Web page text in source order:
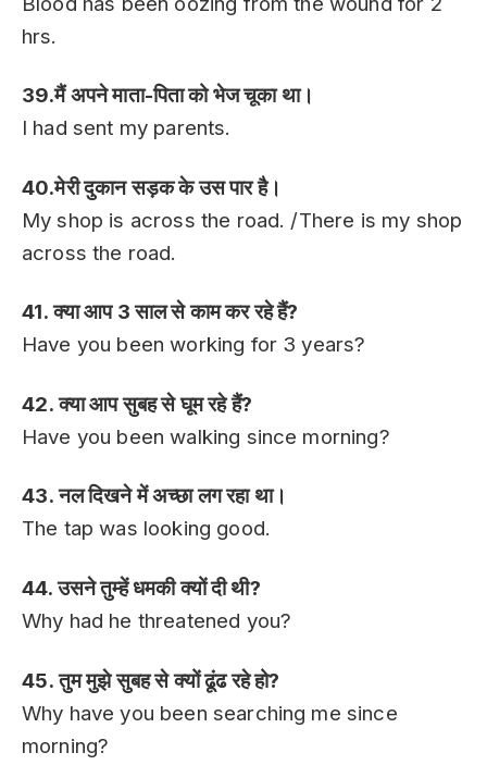
hrs.
39.मैं अपने माता-पिता को भेज चूका था।
I had sent my parents.
40.मेरी दुकान सड़क के उस पार है।
My shop is across the road. /There is my shop
across the road.
41. क्या आप 3 साल से काम कर रहे हैं?
Have you been working for 3 years?
42. क्या आप सुबह से घूम रहे हैं?
Have you been walking since morning?
43. नल दिखने में अच्छा लग रहा था।
The tap was looking good.
44. उसने तुम्हें धमकी क्यों दी थी?
Why had he threatened you?
45. तुम मुझे सुबह से क्यों ढूंढ रहे हो?
Why have you been searching me since
morning?